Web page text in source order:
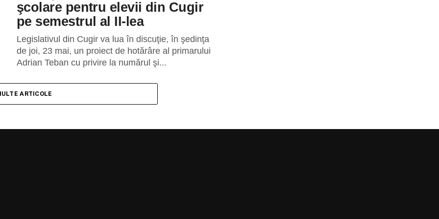
şcolare pentru elevii din Cugir
pe semestrul al II-lea
Legislativul din Cugir va lua în discuţie, în şedinţa
de joi, 23 mai, un proiect de hotărâre al primarului
Adrian Teban cu privire la numărul şi...
ARTICOLE